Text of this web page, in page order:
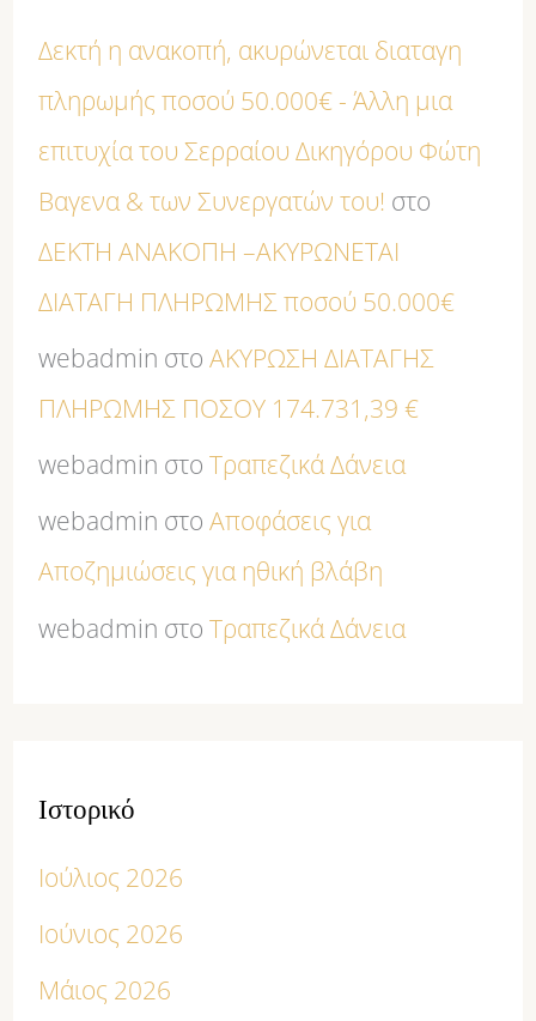
Δεκτή η ανακοπή, ακυρώνεται διαταγη
πληρωμής ποσού 50.000€ - Άλλη μια
επιτυχία του Σερραίου Δικηγόρου Φώτη
Βαγενα & των Συνεργατών του! στο
ΔΕΚΤΗ ΑΝΑΚΟΠΗ –ΑΚΥΡΩΝΕΤΑΙ
ΔΙΑΤΑΓΗ ΠΛΗΡΩΜΗΣ ποσού 50.000€
webadmin στοΑΚΥΡΩΣΗ ΔΙΑΤΑΓΗΣ
ΠΛΗΡΩΜΗΣ ΠΟΣΟΥ 174.731,39 €
webadmin στοΤραπεζικά Δάνεια
webadmin στοΑποφάσεις για
Αποζημιώσεις για ηθική βλάβη
webadmin στοΤραπεζικά Δάνεια
Ιστορικό
Ιούλιος 2026
Ιούνιος 2026
Μάιος 2026